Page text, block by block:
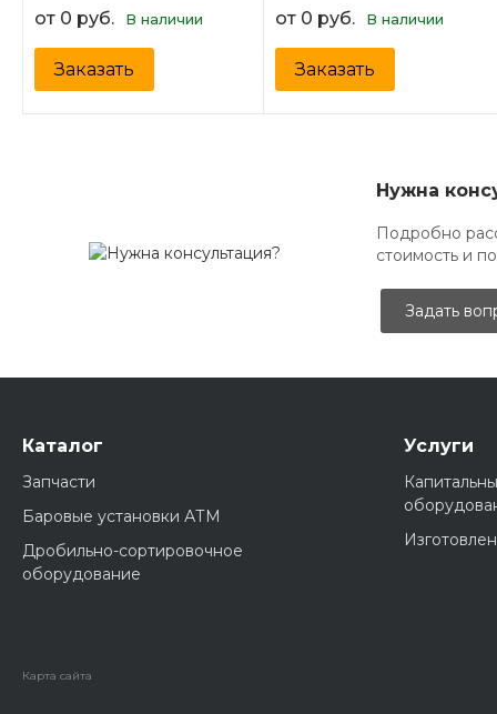
от 0 руб. В наличии
Заказать
от 0 руб. В наличии
Заказать
Нужна
Подробно
стоимость и
Задать
Каталог
Запчасти
Баровые установки АТМ
Дробильно-сортировочное
оборудование
Услуги
Карта сайта